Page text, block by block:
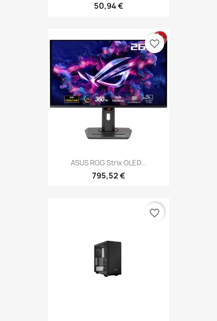
50,94 €
ASUS ROG Strix OLED...
795,52 €
favorite_border
favorite_border